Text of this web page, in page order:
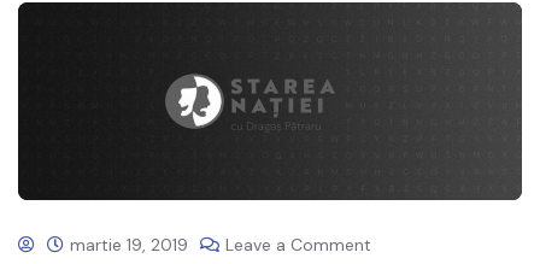
martie 19, 2019 Leave a Comment